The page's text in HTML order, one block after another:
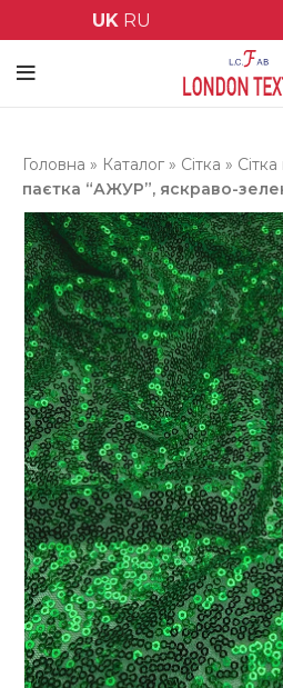
UK RU
Головна » Каталог » Сітка »
паєтка “АЖУР”, яскраво-